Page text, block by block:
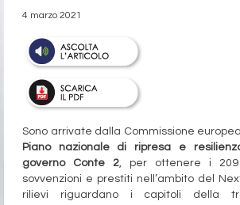
4 marzo 2021
Sono arrivate dalla Commissione europea
Piano nazionale di ripresa e
governo Conte 2, per ottenere i
sovvenzioni e prestiti nell’ambito del
rilievi riguardano i capitoli della